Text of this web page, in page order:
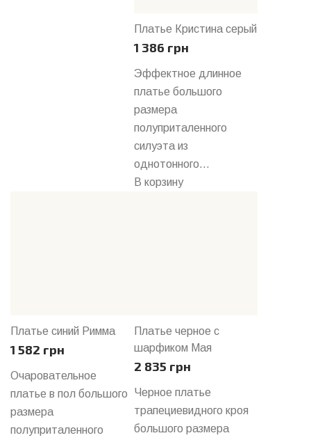
Платье Кристина серый
1 386 грн
Эффектное длинное
платье большого
размера
полуприталенного
силуэта из
однотонного...
В корзину
Платье синий Римма
1 582 грн
Очаровательное
платье в пол большого
размера
полуприталенного
Платье черное с
шарфиком Мая
2 835 грн
Черное платье
трапециевидного кроя
большого размера